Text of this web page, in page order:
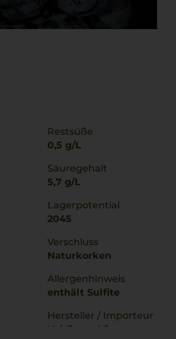
Restsüße
0,5 g/L
Säuregehalt
5,7 g/L
Lagerpotential
2045
Verschluss
Naturkorken
Allergenhinweis
enthält Sulfite
Hersteller / Importeur
Valdicava Vincenzo,